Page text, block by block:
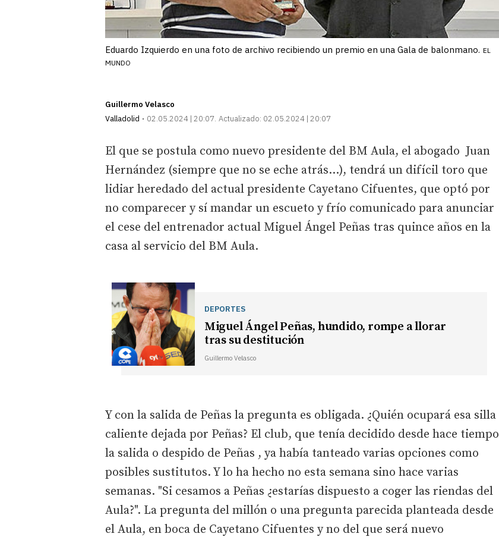
Eduardo Izquierdo en una foto de archivo recibiendo un premio en una Gala de balonmano. EL
MUNDO
Guillermo Velasco
Valladolid
02.05.2024 | 20:07 Actualizado: 02.05.2024 | 20:07
El que se postula como nuevo presidente del BM Aula, el abogado Juan
Hernández (siempre que no se eche atrás...), tendrá un difícil toro que
lidiar heredado del actual presidente Cayetano Cifuentes, que optó por
no comparecer y sí mandar un escueto y frío comunicado para anunciar
el cese del entrenador actual Miguel Ángel Peñas tras quince años en la
casa al servicio del BM Aula.
DEPORTES
Miguel Ángel Peñas, hundido, rompe a llorar
tras su destitución
Guillermo Velasco
Y con la salida de Peñas la pregunta es obligada. ¿Quién ocupará esa silla
caliente dejada por Peñas? El club, que tenía decidido desde hace tiempo
la salida o despido de Peñas , ya había tanteado varias opciones como
posibles sustitutos. Y lo ha hecho no esta semana sino hace varias
semanas. "Si cesamos a Peñas ¿estarías dispuesto a coger las riendas del
Aula?". La pregunta del millón o una pregunta parecida planteada desde
el Aula, en boca de Cayetano Cifuentes y no del que será nuevo